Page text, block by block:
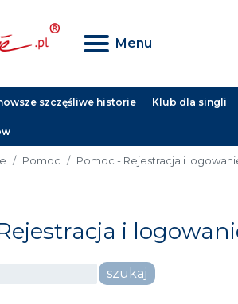
Menu
szczęśliwe historie Klub dla singli
Pomoc Pomoc - Rejestracja i
i
szukaj